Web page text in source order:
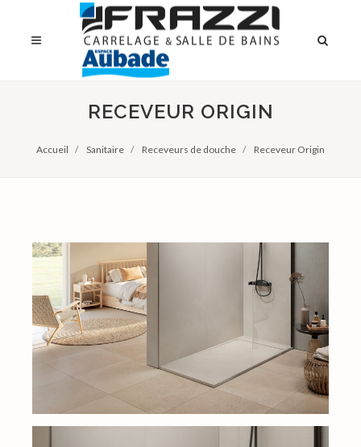
RECEVEUR ORIGIN
Accueil Sanitaire Receveurs de douche Receveur Origin